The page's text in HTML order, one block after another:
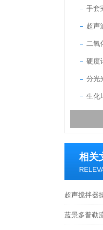
手套
超声
二氧
硬度
分光
生化
相关
超声搅拌器
蓝景多普勒